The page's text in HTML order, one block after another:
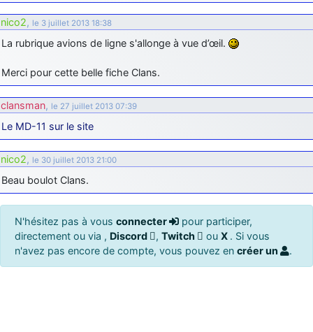
nico2, le 3 juillet 2013 18:38
La rubrique avions de ligne s'allonge à vue d’œil.
Merci pour cette belle fiche Clans.
clansman, le 27 juillet 2013 07:39
Le MD-11 sur le site
nico2, le 30 juillet 2013 21:00
Beau boulot Clans.
N'hésitez pas à vous connecter
pour participer,
directement ou via , Discord , Twitch ou X . Si vous
n'avez pas encore de compte, vous pouvez en créer un .